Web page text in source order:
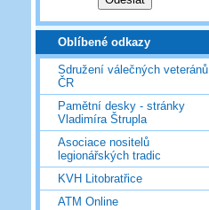
Oblíbené odkazy
Sdružení válečných veteránů
ČR
Pamětní desky - stránky
Vladimíra Štrupla
Asociace nositelů
legionářských tradic
KVH Litobratřice
ATM Online